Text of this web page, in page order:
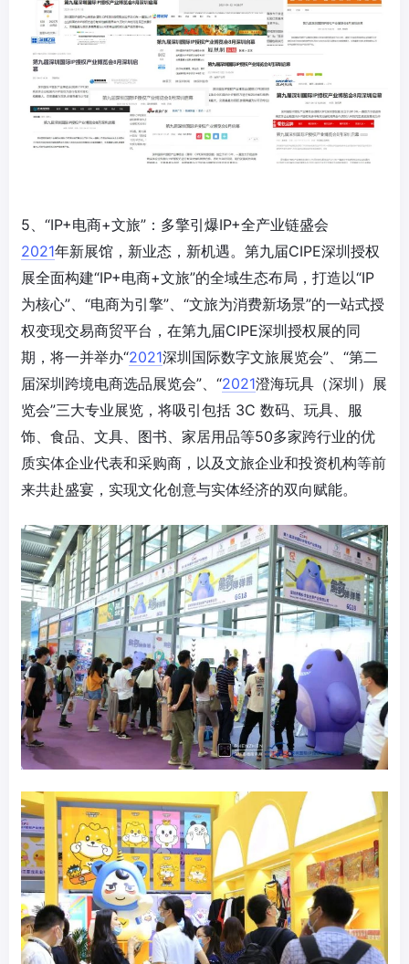
5、“IP+电商+文旅”：多擎引爆IP+全产业链盛会
2021年新展馆，新业态，新机遇。第九届CIPE深圳授权
展全面构建“IP+电商+文旅”的全域生态布局，打造以“IP
为核心”、“电商为引擎”、“文旅为消费新场景”的一站式授
权变现交易商贸平台，在第九届CIPE深圳授权展的同
期，将一并举办“2021深圳国际数字文旅展览会”、“第二
届深圳跨境电商选品展览会”、“2021澄海玩具（深圳）展
览会”三大专业展览，将吸引包括 3C 数码、玩具、服
饰、食品、文具、图书、家居用品等50多家跨行业的优
质实体企业代表和采购商，以及文旅企业和投资机构等前
来共赴盛宴，实现文化创意与实体经济的双向赋能。